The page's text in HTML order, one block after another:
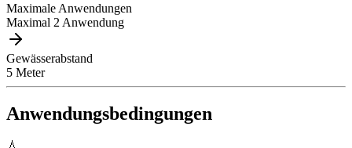
Maximale Anwendungen
Maximal 2 Anwendung
Gewässerabstand
5 Meter
Anwendungsbedingungen